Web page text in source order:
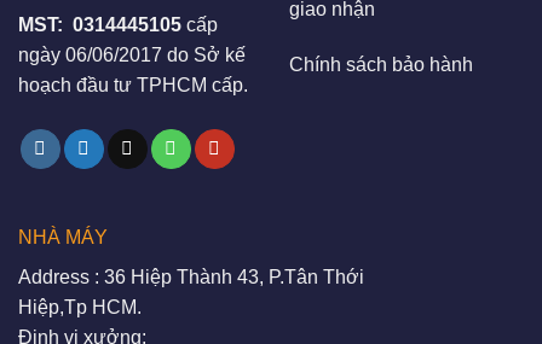
MST: 0314445105 cấp
ngày 06/06/2017 do Sở kế
hoạch đầu tư TPHCM cấp.
giao nhận
Chính sách bảo hành
NHÀ MÁY
Address : 36 Hiệp Thành 43, P.Tân Thới
Hiệp,Tp HCM.
Định vị xưởng: